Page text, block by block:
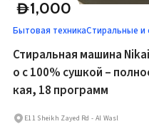
D1,000
Бытовая техникаСтиральные
Стиральная машина
o с 100% сушкой –
кая, 18 программ
E11 Sheikh Zayed Rd - Al Wasl